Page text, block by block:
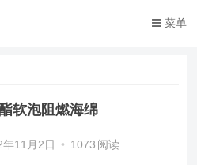
菜单
软泡阻燃海绵
11月2日 • 1073 阅读